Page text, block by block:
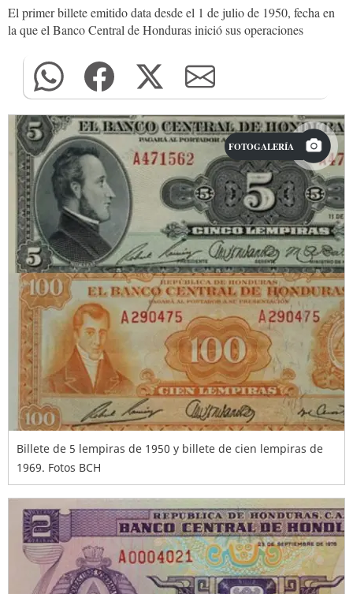
El primer billete emitido data desde el 1 de julio de 1950, fecha en
la que el Banco Central de Honduras inició sus operaciones
FOTOGALERÍA
Billete de 5 lempiras de 1950 y billete de cien lempiras de
1969. Fotos BCH